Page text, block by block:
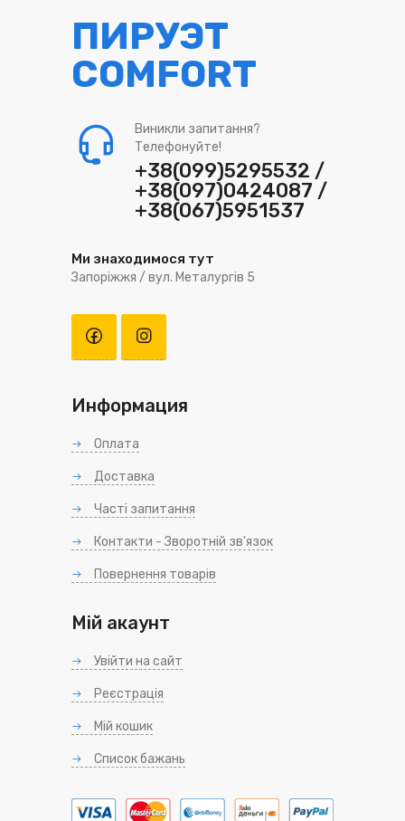
ПИРУЭТ
COMFORT
Виникли запитання?
Телефонуйте!
+38(099)5295532 /
+38(097)0424087 /
+38(067)5951537
Ми знаходимося тут
Запоріжжя / вул. Металургів 5
Информация
Оплата
Доставка
Часті запитання
Контакти - Зворотній зв'язок
Повернення товарів
Мій акаунт
Увійти на сайт
Реєстрація
Мій кошик
Список бажань